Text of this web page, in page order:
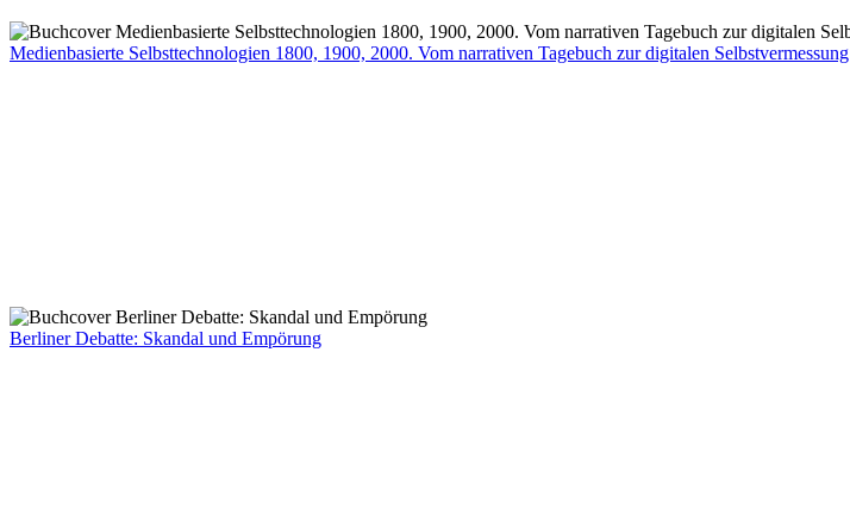
Medienbasierte Selbsttechnologien 1800, 1900, 2000. Vom narrativen Tagebuch zur digitalen Selbstvermessung
Berliner Debatte: Skandal und Empörung